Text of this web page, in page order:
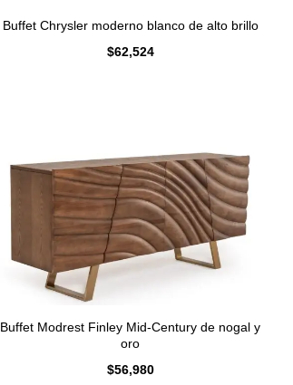
Buffet Chrysler moderno blanco de alto brillo
$62,524
Buffet Modrest Finley Mid-Century de nogal y
oro
$56,980